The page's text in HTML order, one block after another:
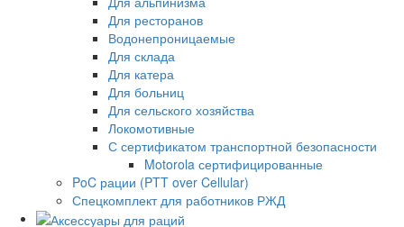
Для ресторанов
Водонепроницаемые
Для склада
Для катера
Для больниц
Для сельского хозяйства
Локомотивные
С сертификатом транспортной безопасности
Motorola сертифицированные
PoC рации (PTT over Cellular)
Спецкомплект для работников РЖД